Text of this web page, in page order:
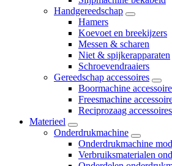
Handgereedschap
Hamers
Koevoet en breekijzers
Messen & scharen
Niet & spijkerapparaten
Schroevendraaiers
Gereedschap accessoires
Boormachine
Freesmachine
Reciprozaag accessoires
Materieel
Onderdrukmachine
Onderdrukmachine
Verbruiksmaterialen